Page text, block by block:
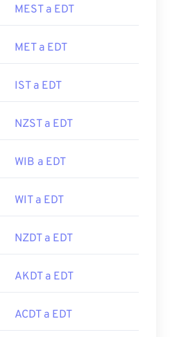
MEST a EDT
MET a EDT
IST a EDT
NZST a EDT
WIB a EDT
WIT a EDT
NZDT a EDT
AKDT a EDT
ACDT a EDT